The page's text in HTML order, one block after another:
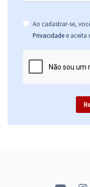
Ao cadastrar-se,
Privacidade e aceita